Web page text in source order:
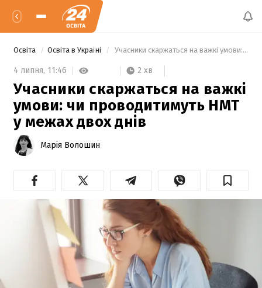
Освіта Освіта в Україні Учасники скаржаться на важкі умови: чи проводитимуть НМТ у межах двох днів
4 липня, 11:46 2 хв
Учасники скаржаться на важкі
умови: чи проводитимуть НМТ
у межах двох днів
Марія Волошин